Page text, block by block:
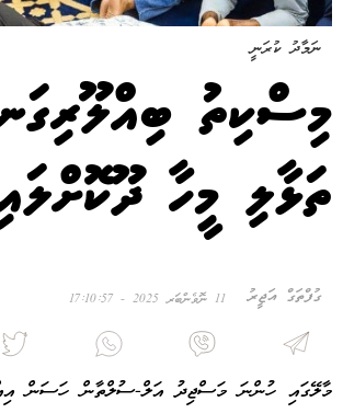
ނަމާދު ކުރަނީ
މިސްކިތު
ތަޅާލި މީހާ
ގުފްތަގް އަޖީރު 11 ނޮވެންބަރ 2025 - 17:10:57
މާލޭގައި ހުންނަ މަސްޖިދު އަލް-ސުލްތާން ހަސަން